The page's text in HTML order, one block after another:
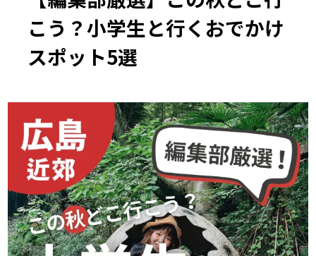
こう？小学生と行くおでかけ
スポット5選